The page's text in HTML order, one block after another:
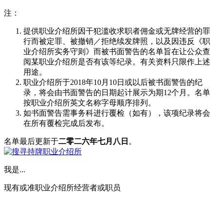
注：
提供职业介绍所因干犯滥收求职者佣金或无牌经营的罪
行而被定罪、被撤销／拒绝续发牌照，以及因违反《职
业介绍所实务守则》而被书面警告的名单旨在让公众查
阅某职业介绍所是否有该等纪录。有关资料只限作上述
用途。
职业介绍所于2018年10月10日或以后被书面警告的纪
录，将会由书面警告的日期起计展示为期12个月。名单
按职业介绍所英文名称字母顺序排列。
如书面警告需事务科进行覆检（如有），该项纪录将会
在所有覆检完成后发布。
名单最后更新于二零二六年七月八日 。
我是...
现有或准职业介绍所经营者或职员